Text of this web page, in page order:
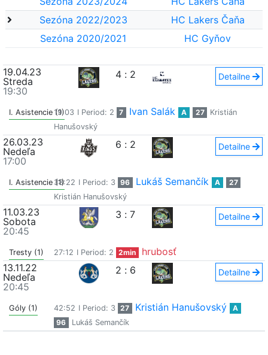
Sezóna 2022/2023
HC Lakers Čaňa
Sezóna 2020/2021
HC Gyňov
19.04.23
Streda
19:30
4 : 2 Detailne
I. Asistencie (1)19:03 I Period: 2 7 Ivan Salák A 27
Kristián
Hanušovský
26.03.23
Nedeľa
17:00
6 : 2 Detailne
I. Asistencie (1)38:22 I Period: 3 96 Lukáš Semančík A
27
Kristián Hanušovský
11.03.23
Sobota
20:45
3 : 7 Detailne
Tresty (1) 27:12 I Period: 2 2min
hrubosť
13.11.22
Nedeľa
20:45
2 : 6 Detailne
Góly (1) 42:52 I Period: 3 27 Kristián Hanušovský
A
96
Lukáš Semančík